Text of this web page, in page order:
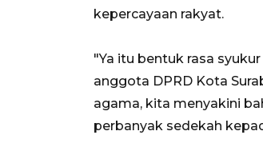
kepercayaan rakyat.
"Ya itu bentuk rasa
anggota DPRD Kota
agama, kita menyakini
perbanyak sedekah